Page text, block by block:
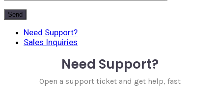
Need Support?
Sales Inquiries
Need Support?
Open a support ticket and get help, fast